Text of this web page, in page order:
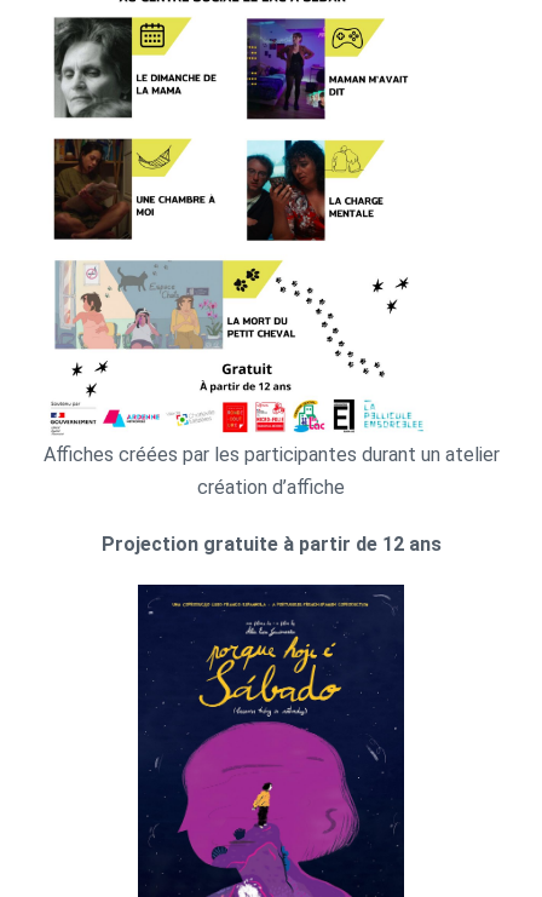
Affiches créées par les participantes durant un atelier
création d’affiche
Projection gratuite à partir de 12 ans